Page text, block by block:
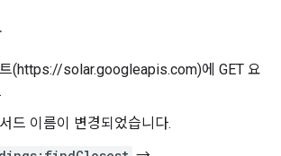
(https://solar.googleapis.com)에 GET 요
드 이름이 변경되었습니다.